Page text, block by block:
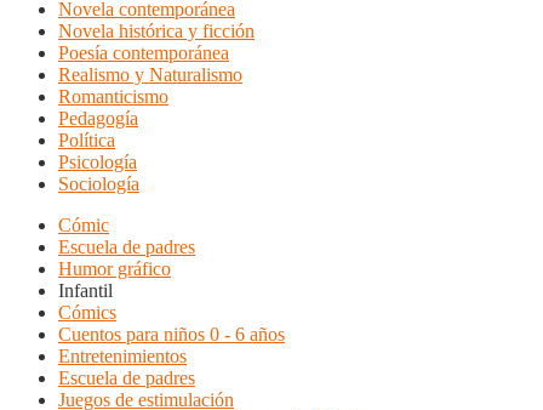
Novela contemporánea
Novela histórica y ficción
Poesía contemporánea
Realismo y Naturalismo
Romanticismo
Pedagogía
Política
Psicología
Sociología
Cómic
Escuela de padres
Humor gráfico
Infantil
Cómics
Cuentos para niños 0 - 6 años
Entretenimientos
Escuela de padres
Juegos de estimulación